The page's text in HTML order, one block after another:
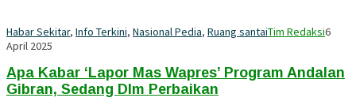
Habar Sekitar, Info Terkini, Nasional Pedia, Ruang santaiTim Redaksi6
April 2025
Apa Kabar ‘Lapor Mas Wapres’ Program Andalan
Gibran, Sedang Dlm Perbaikan